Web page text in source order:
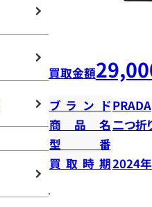
買取金額
ブランドPRADA
商品名二つ折
型番
買取時期2024